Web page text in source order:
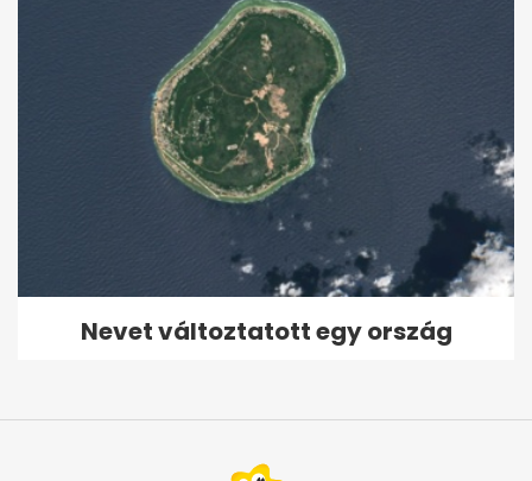
Nevet változtatott egy ország